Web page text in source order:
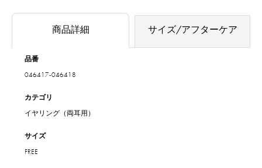
商品詳細 サイズ/アフターケア
品番
046417-046418
カテゴリ
イヤリング（両耳用）
サイズ
FREE